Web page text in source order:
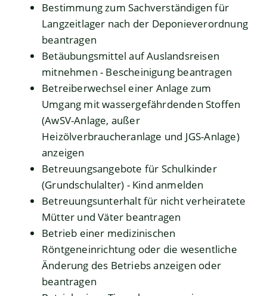
Bestimmung zum Sachverständigen für
Langzeitlager nach der Deponieverordnung
beantragen
Betäubungsmittel auf Auslandsreisen
mitnehmen - Bescheinigung beantragen
Betreiberwechsel einer Anlage zum
Umgang mit wassergefährdenden Stoffen
(AwSV-Anlage, außer
Heizölverbraucheranlage und JGS-Anlage)
anzeigen
Betreuungsangebote für Schulkinder
(Grundschulalter) - Kind anmelden
Betreuungsunterhalt für nicht verheiratete
Mütter und Väter beantragen
Betrieb einer medizinischen
Röntgeneinrichtung oder die wesentliche
Änderung des Betriebs anzeigen oder
beantragen